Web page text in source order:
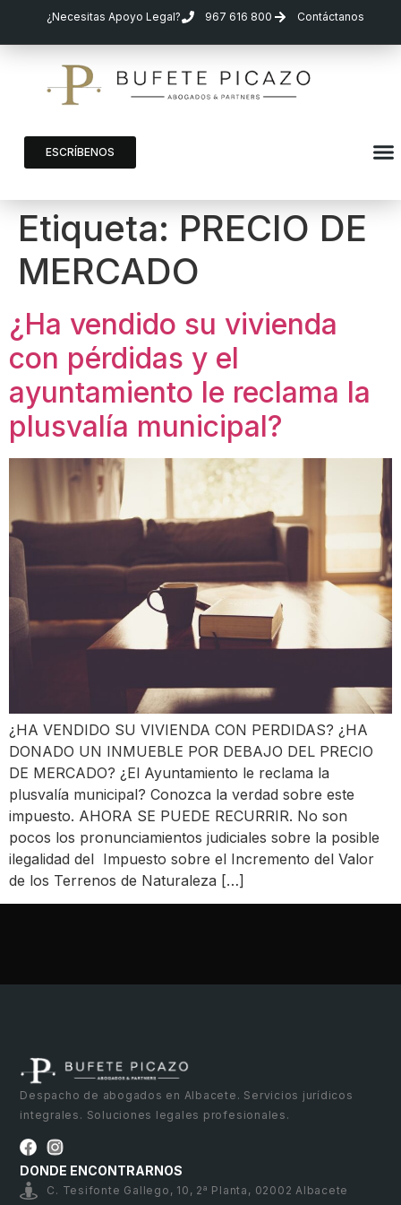
¿Necesitas Apoyo Legal? 967 616 800 Contáctanos
ESCRÍBENOS
Etiqueta: PRECIO DE
MERCADO
¿Ha vendido su vivienda
con pérdidas y el
ayuntamiento le reclama la
plusvalía municipal?
¿HA VENDIDO SU VIVIENDA CON PERDIDAS? ¿HA
DONADO UN INMUEBLE POR DEBAJO DEL PRECIO
DE MERCADO? ¿El Ayuntamiento le reclama la
plusvalía municipal? Conozca la verdad sobre este
impuesto. AHORA SE PUEDE RECURRIR. No son
pocos los pronunciamientos judiciales sobre la posible
ilegalidad del Impuesto sobre el Incremento del Valor
de los Terrenos de Naturaleza […]
Despacho de abogados en Albacete. Servicios jurídicos
integrales. Soluciones legales profesionales.
DONDE ENCONTRARNOS
C. Tesifonte Gallego, 10, 2ª Planta, 02002 Albacete